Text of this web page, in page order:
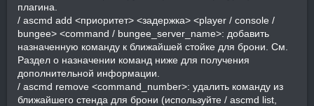
плагина.
/ ascmd add <приоритет> <задержка> <player / console /
bungee> <command / bungee_server_name>: добавить
назначенную команду к ближайшей стойке для брони. См.
Раздел о назначении команд ниже для получения
дополнительной информации.
/ ascmd remove <command_number>: удалить команду из
ближайшего стенда для брони (используйте / ascmd list,